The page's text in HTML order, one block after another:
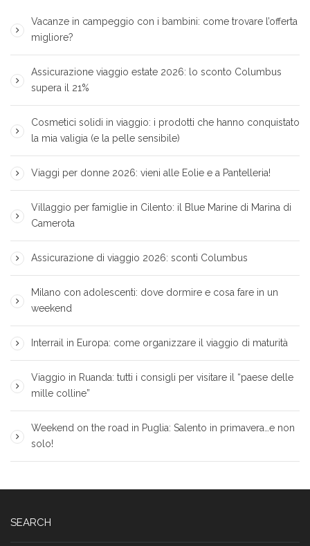
Vacanze in campeggio con i bambini: come trovare l’offerta
migliore?
Assicurazione viaggio estate 2026: lo sconto Columbus
supera il 21%
Cosmetici solidi in viaggio: i prodotti che hanno conquistato
la mia valigia (e la pelle sensibile)
Viaggi per donne 2026: vieni alle Eolie e a Pantelleria!
Villaggio per famiglie in Cilento: il Blue Marine di Marina di
Camerota
Assicurazione di viaggio 2026: sconti Columbus
Milano con adolescenti: dove dormire e cosa fare in un
weekend
Interrail in Europa: come organizzare il viaggio di maturità
Viaggio in Ruanda: tutti i consigli per visitare il “paese delle
mille colline”
Weekend on the road in Puglia: Salento in primavera…e non
solo!
SEARCH